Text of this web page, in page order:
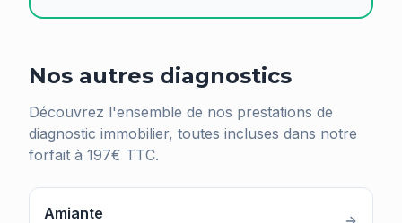
Nos autres diagnostics
Découvrez l'ensemble de nos prestations de
diagnostic immobilier, toutes incluses dans notre
forfait à 197€ TTC.
Amiante